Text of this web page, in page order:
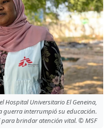
Hospital Universitario El Geneina,
guerra interrumpió su educación.
para brindar atención vital. © MSF